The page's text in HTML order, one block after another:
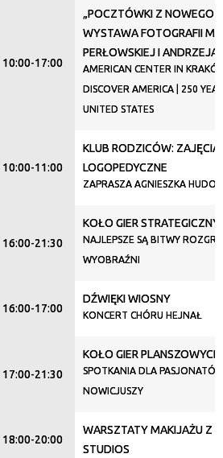
10:00-17:00
„POCZTÓWKI Z NOWEGO
WYSTAWA FOTOGRAFII
PERŁOWSKIEJ I ANDRZEJA
AMERICAN CENTER IN
DISCOVER AMERICA | 250
UNITED STATES
10:00-11:00
KLUB RODZICÓW: ZAJĘCIA
LOGOPEDYCZNE
ZAPRASZA AGNIESZKA
16:00-21:30
KOŁO GIER
NAJLEPSZE SĄ BITWY
WYOBRAŹNI
16:00-17:00
DŹWIĘKI WIOSNY
KONCERT CHÓRU HEJNAŁ
17:00-21:30
KOŁO GIER PLANSZOWYCH
SPOTKANIA DLA
NOWICJUSZY
18:00-20:00
WARSZTATY MAKIJAŻU Z
STUDIOS